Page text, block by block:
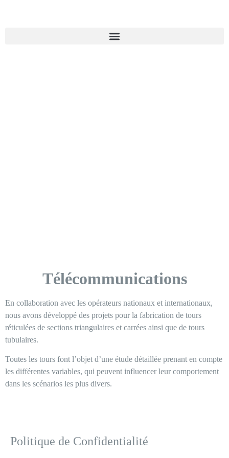
Télécommunications
En collaboration avec les opérateurs nationaux et internationaux,
nous avons développé des projets pour la fabrication de tours
réticulées de sections triangulaires et carrées ainsi que de tours
tubulaires.
Toutes les tours font l’objet d’une étude détaillée prenant en compte
les différentes variables, qui peuvent influencer leur comportement
dans les scénarios les plus divers.
Politique de Confidentialité